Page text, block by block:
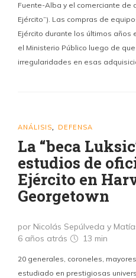
Fuente-Alba y el comerciante de
Ejército”). Las compras de
Ejército durante los últimos
el Ministerio Público luego de
irregularidades en esas
ANÁLISIS DEFENSA
La “beca
estudios de
Ejército en
Georgetown
por Nicolás Sepúlveda y
6 años atrás
13 min
20 generales, coroneles,
estudiado en prestigiosas